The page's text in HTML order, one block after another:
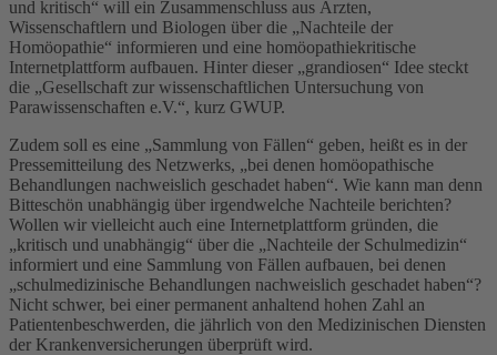
und kritisch“ will ein Zusammenschluss aus Ärzten,
Wissenschaftlern und Biologen über die „Nachteile der
Homöopathie“ informieren und eine homöopathiekritische
Internetplattform aufbauen. Hinter dieser „grandiosen“ Idee steckt
die „Gesellschaft zur wissenschaftlichen Untersuchung von
Parawissenschaften e.V.“, kurz GWUP.
Zudem soll es eine „Sammlung von Fällen“ geben, heißt es in der
Pressemitteilung des Netzwerks, „bei denen homöopathische
Behandlungen nachweislich geschadet haben“. Wie kann man denn
Bitteschön unabhängig über irgendwelche Nachteile berichten?
Wollen wir vielleicht auch eine Internetplattform gründen, die
„kritisch und unabhängig“ über die „Nachteile der Schulmedizin“
informiert und eine Sammlung von Fällen aufbauen, bei denen
„schulmedizinische Behandlungen nachweislich geschadet haben“?
Nicht schwer, bei einer permanent anhaltend hohen Zahl an
Patientenbeschwerden, die jährlich von den Medizinischen Diensten
der Krankenversicherungen überprüft wird.